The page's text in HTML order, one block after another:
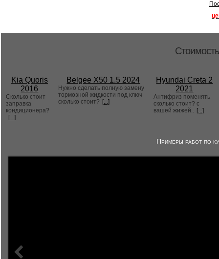
Kia Quoris
2016
Сколько стоит
заправка
кондиционера?
[...]
Belgee X50 1.5 2024
Нужно сделать полную замену
тормозной жидкости под ключ
сколько стоит? [...]
Hyundai Creta 2
2021
Антифриз поменять
сколько стоит? с
вашей жижей.. [...]
Примеры работ по